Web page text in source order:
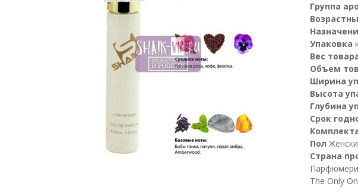
Группа
Упаковка
Вес
Объем
Ширина
Высота
Глубина
Срок
Пол
Страна
The Only